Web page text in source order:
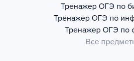
Тренажер ОГЭ по
Тренажер ОГЭ по
Тренажер ОГЭ по
Все